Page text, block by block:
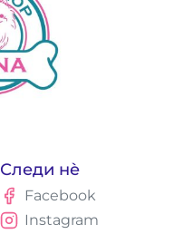
Следи нè
Facebook
Instagram